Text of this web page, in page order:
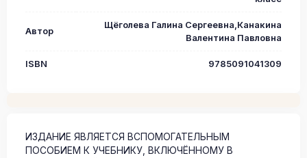
Автор
Щёголева Галина Сергеевна,Канакина
Валентина Павловна
ISBN 9785091041309
ИЗДАНИЕ ЯВЛЯЕТСЯ ВСПОМОГАТЕЛЬНЫМ
ПОСОБИЕМ К УЧЕБНИКУ, ВКЛЮЧЁННОМУ В